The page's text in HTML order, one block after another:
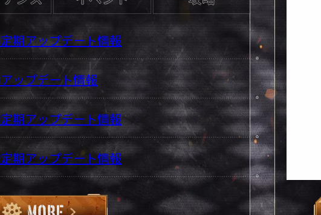
期アップデート情報
ップデート情報
期アップデート情報
期アップデート情報